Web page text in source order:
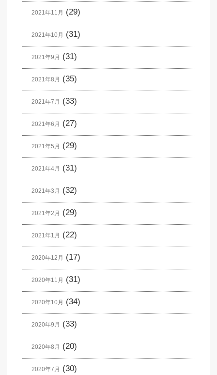
2021年11月 (29)
2021年10月 (31)
2021年9月 (31)
2021年8月 (35)
2021年7月 (33)
2021年6月 (27)
2021年5月 (29)
2021年4月 (31)
2021年3月 (32)
2021年2月 (29)
2021年1月 (22)
2020年12月 (17)
2020年11月 (31)
2020年10月 (34)
2020年9月 (33)
2020年8月 (20)
2020年7月 (30)